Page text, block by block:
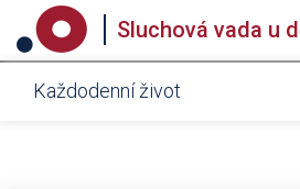
Sluchová vada u
Každodenní život